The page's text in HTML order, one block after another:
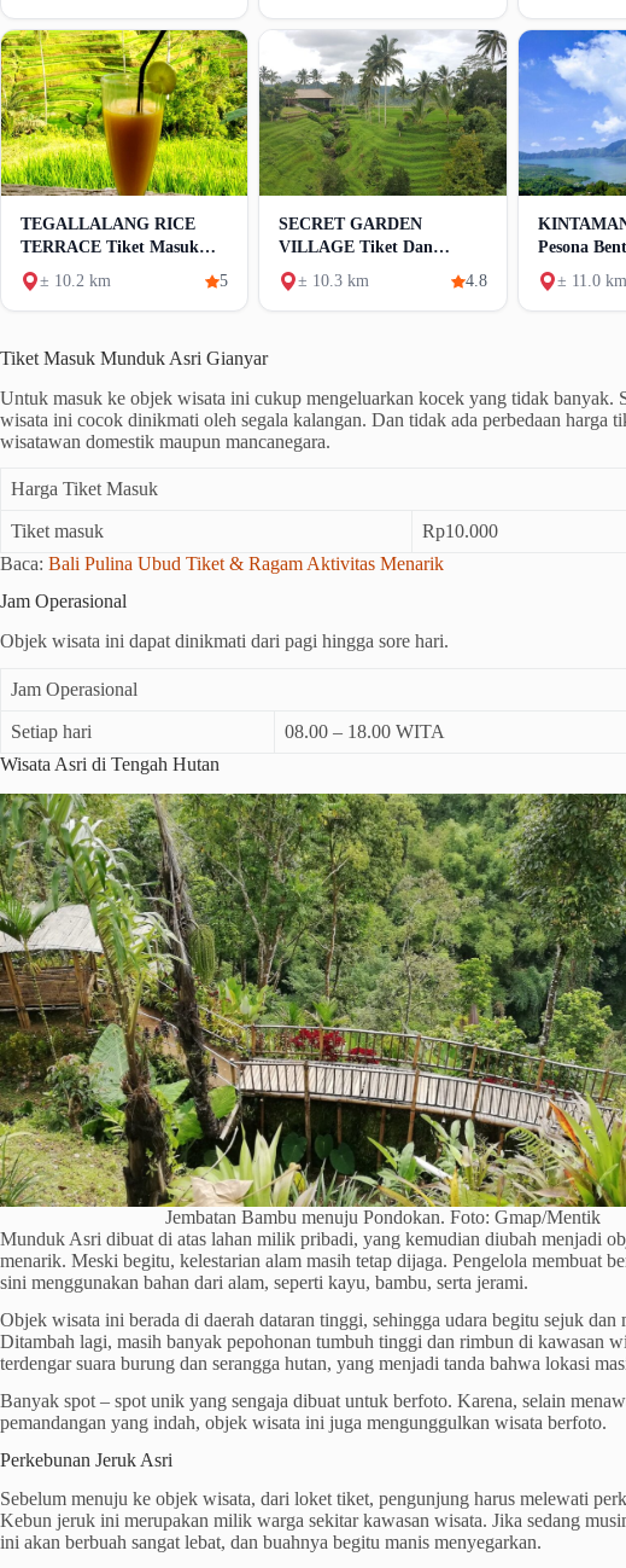
TEGALLALANG RICE
TERRACE Tiket Masuk
Dan Aktivitas
± 10.2 km 5
SECRET GARDEN
VILLAGE Tiket Dan
Aktivitas
± 10.3 km 4.8
Pesona
± 11.0 km
Tiket Masuk Munduk Asri Gianyar
Untuk masuk ke objek wisata ini cukup mengeluarkan kocek yang tidak banyak.
wisata ini cocok dinikmati oleh segala kalangan. Dan tidak ada perbedaan harga
wisatawan domestik maupun mancanegara.
Harga Tiket Masuk
Tiket masuk
Rp10.000
Baca: Bali Pulina Ubud Tiket & Ragam Aktivitas Menarik
Jam Operasional
Objek wisata ini dapat dinikmati dari pagi hingga sore hari.
Jam Operasional
Setiap hari
08.00 – 18.00 WITA
Wisata Asri di Tengah Hutan
Jembatan Bambu menuju Pondokan. Foto: Gmap/Mentik
Munduk Asri dibuat di atas lahan milik pribadi, yang kemudian diubah menjadi
menarik. Meski begitu, kelestarian alam masih tetap dijaga. Pengelola membuat
sini menggunakan bahan dari alam, seperti kayu, bambu, serta jerami.
Objek wisata ini berada di daerah dataran tinggi, sehingga udara begitu sejuk dan
Ditambah lagi, masih banyak pepohonan tumbuh tinggi dan rimbun di kawasan
terdengar suara burung dan serangga hutan, yang menjadi tanda bahwa lokasi
Banyak spot – spot unik yang sengaja dibuat untuk berfoto. Karena, selain
pemandangan yang indah, objek wisata ini juga mengunggulkan wisata berfoto.
Perkebunan Jeruk Asri
Sebelum menuju ke objek wisata, dari loket tiket, pengunjung harus melewati
Kebun jeruk ini merupakan milik warga sekitar kawasan wisata. Jika sedang
ini akan berbuah sangat lebat, dan buahnya begitu manis menyegarkan.